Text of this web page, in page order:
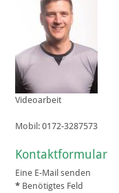
Videoarbeit
Mobil: 0172-3287573
Kontaktformular
Eine E-Mail senden
* Benötigtes Feld